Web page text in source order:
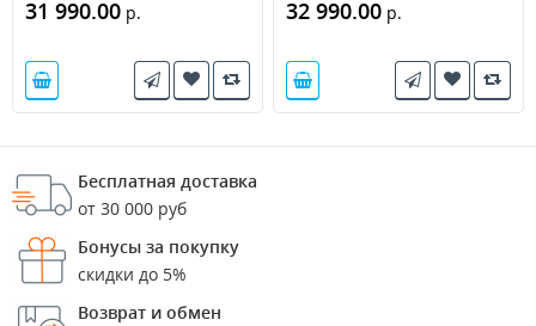
31 990.00 р. 32 990.00 р.
Бесплатная доставка
от 30 000 руб
Бонусы за покупку
скидки до 5%
Возврат и обмен